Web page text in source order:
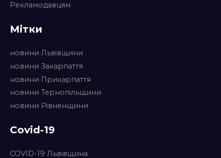
Рекламодавцям
Мітки
новини Львівщини
новини Закарпаття
новини Прикарпаття
новини Тернопільщини
новини Рівненщини
Covid-19
COVID-19 Львівщина